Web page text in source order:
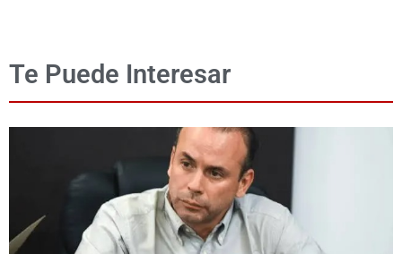
Te Puede Interesar